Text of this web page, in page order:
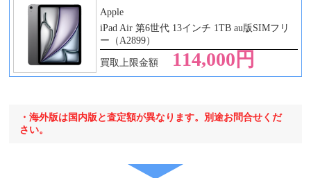
世代
代
Apple
iPad Air 第6世代 13インチ 1TB au版SIMフリ
ー（A2899）
買取上限金額 114,000円
・海外版は国内版と査定額が異なります。別途お問合せくだ
さい。